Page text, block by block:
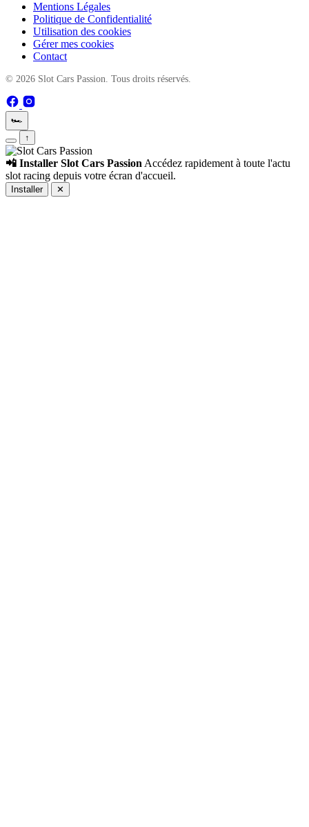
Mentions Légales
Politique de Confidentialité
Utilisation des cookies
Gérer mes cookies
Contact
© 2026 Slot Cars Passion. Tous droits réservés.
🏎️
↑
📲 Installer Slot Cars Passion Accédez rapidement à toute l'actu
slot racing depuis votre écran d'accueil.
Installer ✕